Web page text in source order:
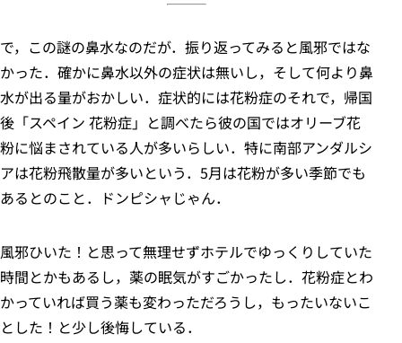
で，この謎の鼻水なのだが．振り返ってみると風邪ではな
かった．確かに鼻水以外の症状は無いし，そして何より鼻
水が出る量がおかしい．症状的には花粉症のそれで，帰国
後「スペイン 花粉症」と調べたら彼の国ではオリーブ花
粉に悩まされている人が多いらしい．特に南部アンダルシ
アは花粉飛散量が多いという．5月は花粉が多い季節でも
あるとのこと．ドンピシャじゃん．
風邪ひいた！と思って無理せずホテルでゆっくりしていた
時間とかもあるし，薬の眠気がすごかったし．花粉症とわ
かっていれば買う薬も変わっただろうし，もったいないこ
とした！と少し後悔している．